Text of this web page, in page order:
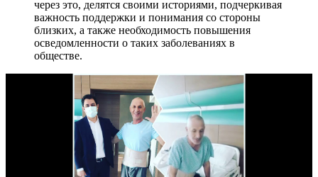
через это, делятся своими историями, подчеркивая
важность поддержки и понимания со стороны
близких, а также необходимость повышения
осведомленности о таких заболеваниях в
обществе.